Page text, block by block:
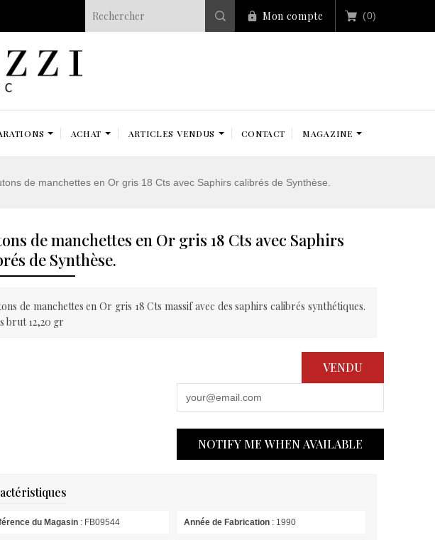
Mon compte (0)
ACHAT ARTICLES VENDUS CONTACT MAGAZINE
de manchettes en Or gris 18 Cts avec Saphirs calibrés de Synthèse.
de manchettes en Or gris 18 Cts avec Saphirs
de Synthèse.
de manchettes en Or gris 18 Cts massif avec des saphirs calibrés synthétiques.
brut 12,20 gr
VENDU
NOTIFY ME WHEN AVAILABLE
du Magasin : FB09544 Année de Fabrication: 1990